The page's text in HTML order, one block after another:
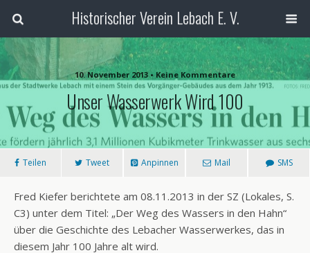
Historischer Verein Lebach E. V.
10. November 2013 • Keine Kommentare
Unser Wasserwerk Wird 100
Teilen Tweet Anpinnen Mail SMS
Fred Kiefer berichtete am 08.11.2013 in der SZ (Lokales, S.
C3) unter dem Titel: „Der Weg des Wassers in den Hahn“
über die Geschichte des Lebacher Wasserwerkes, das in
diesem Jahr 100 Jahre alt wird.